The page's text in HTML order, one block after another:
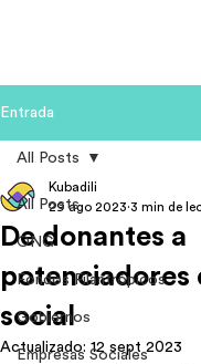
Entrada
All Posts
ONG
Fondos Filantrópicos
Gobiernos
Empresas Sociales
All Posts
De donantes a
potenciadores
social
Kubadili
29 ago 2023 3 min de
Actualizado:12 sept 2023